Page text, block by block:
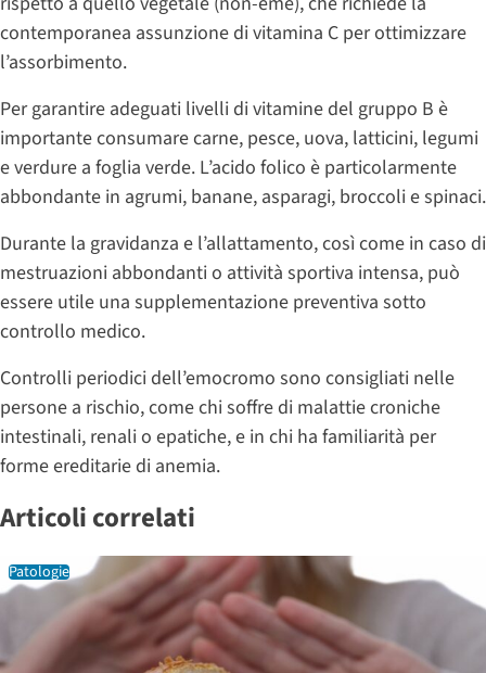
contemporanea assunzione di vitamina C per ottimizzare
l’assorbimento.
Per garantire adeguati livelli di vitamine del gruppo B è
importante consumare carne, pesce, uova, latticini, legumi
e verdure a foglia verde. L’acido folico è particolarmente
abbondante in agrumi, banane, asparagi, broccoli e spinaci.
Durante la gravidanza e l’allattamento, così come in caso di
mestruazioni abbondanti o attività sportiva intensa, può
essere utile una supplementazione preventiva sotto
controllo medico.
Controlli periodici dell’emocromo sono consigliati nelle
persone a rischio, come chi soffre di malattie croniche
intestinali, renali o epatiche, e in chi ha familiarità per
forme ereditarie di anemia.
Articoli correlati
Patologie